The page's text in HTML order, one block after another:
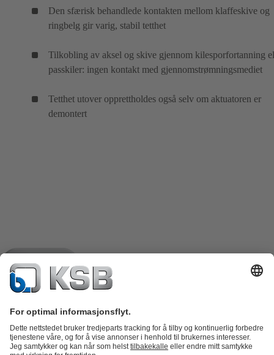
Den sfærisk behandlede kontakten mellom klaffeskive og
ringbelg gir varig, stabil tetthet
Tilkobling av aksel og skive gjennom kilesporfortanning
passkiler: ingen kontakt med gjennomstrømningsmediet
Tetthet utover opprettholdes også selv om aktuatoren er
demontert